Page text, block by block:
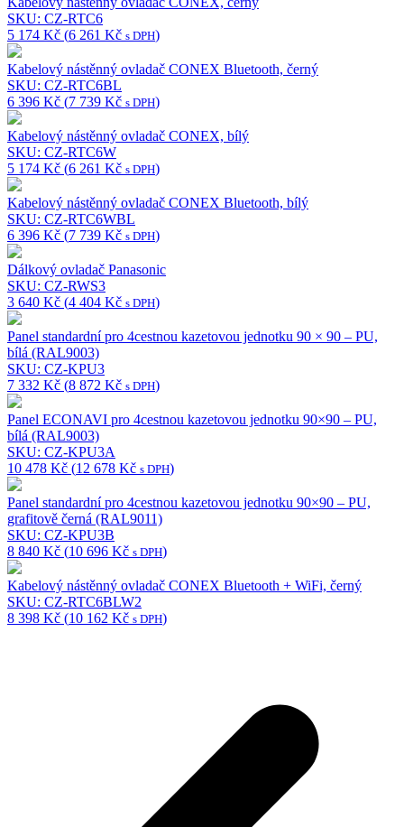
SKU: CZ-RTC6
5 174 Kč (6 261 Kč s DPH)
Kabelový nástěnný ovladač CONEX Bluetooth, černý
SKU: CZ-RTC6BL
6 396 Kč (7 739 Kč s DPH)
Kabelový nástěnný ovladač CONEX, bílý
SKU: CZ-RTC6W
5 174 Kč (6 261 Kč s DPH)
Kabelový nástěnný ovladač CONEX Bluetooth, bílý
SKU: CZ-RTC6WBL
6 396 Kč (7 739 Kč s DPH)
Dálkový ovladač Panasonic
SKU: CZ-RWS3
3 640 Kč (4 404 Kč s DPH)
Panel standardní pro 4cestnou kazetovou jednotku 90 × 90 – PU,
bílá (RAL9003)
SKU: CZ-KPU3
7 332 Kč (8 872 Kč s DPH)
Panel ECONAVI pro 4cestnou kazetovou jednotku 90×90 – PU,
bílá (RAL9003)
SKU: CZ-KPU3A
10 478 Kč (12 678 Kč s DPH)
Panel standardní pro 4cestnou kazetovou jednotku 90×90 – PU,
grafitově černá (RAL9011)
SKU: CZ-KPU3B
8 840 Kč (10 696 Kč s DPH)
Kabelový nástěnný ovladač CONEX Bluetooth + WiFi, černý
SKU: CZ-RTC6BLW2
8 398 Kč (10 162 Kč s DPH)